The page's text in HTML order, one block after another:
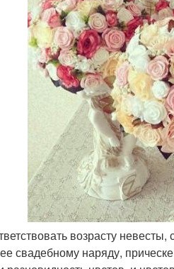
возрасту
свадебному наряду,